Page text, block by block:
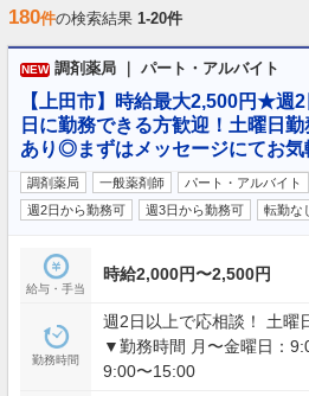
180件の検索結果 1-20件
NEW 調剤薬局 ｜ パート・アルバイト
【上田市】時給最大2,500円★週
日に勤務できる方歓迎！土曜日
あり◎まずはメッセージにてお気
調剤薬局 一般薬剤師 パート・アルバイト
週2日から勤務可
週3日から勤務可 転勤な
給与・手当
時給2,000円〜2,500円
勤務時間
週2日以上で応相談！ 土曜日に勤務できる方歓迎！
▼勤務時間 月〜金曜日：9:00〜
9:00〜15:00